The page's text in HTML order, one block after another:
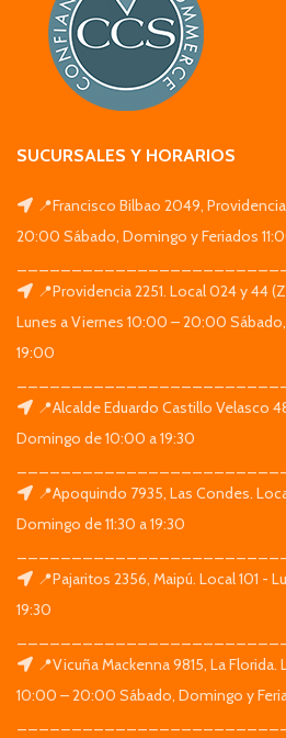
SUCURSALES Y HORARIOS
📍Francisco Bilbao 2049,
20:00 Sábado, Domingo y Feriados
📍Providencia 2251. Local 024 y 44
Lunes a Viernes 10:00 – 20:00
19:00
📍Alcalde Eduardo Castillo Velasco
Domingo de 10:00 a 19:30
📍Apoquindo 7935, Las Condes.
Domingo de 11:30 a 19:30
📍Pajaritos 2356, Maipú. Local 101 -
19:30
📍Vicuña Mackenna 9815, La
10:00 – 20:00 Sábado, Domingo y